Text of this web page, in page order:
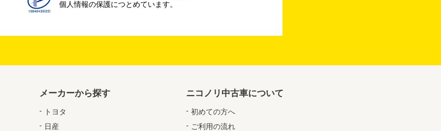
個人情報の保護につとめています。
メーカーから探す
トヨタ
日産
ニコノリ中古車について
初めての方へ
ご利用の流れ